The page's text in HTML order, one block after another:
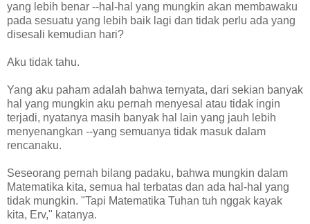
yang lebih benar --hal-hal yang mungkin akan membawaku
pada sesuatu yang lebih baik lagi dan tidak perlu ada yang
disesali kemudian hari?
Aku tidak tahu.
Yang aku paham adalah bahwa ternyata, dari sekian banyak
hal yang mungkin aku pernah menyesal atau tidak ingin
terjadi, nyatanya masih banyak hal lain yang jauh lebih
menyenangkan --yang semuanya tidak masuk dalam
rencanaku.
Seseorang pernah bilang padaku, bahwa mungkin dalam
Matematika kita, semua hal terbatas dan ada hal-hal yang
tidak mungkin. "Tapi Matematika Tuhan tuh nggak kayak
kita, Erv," katanya.